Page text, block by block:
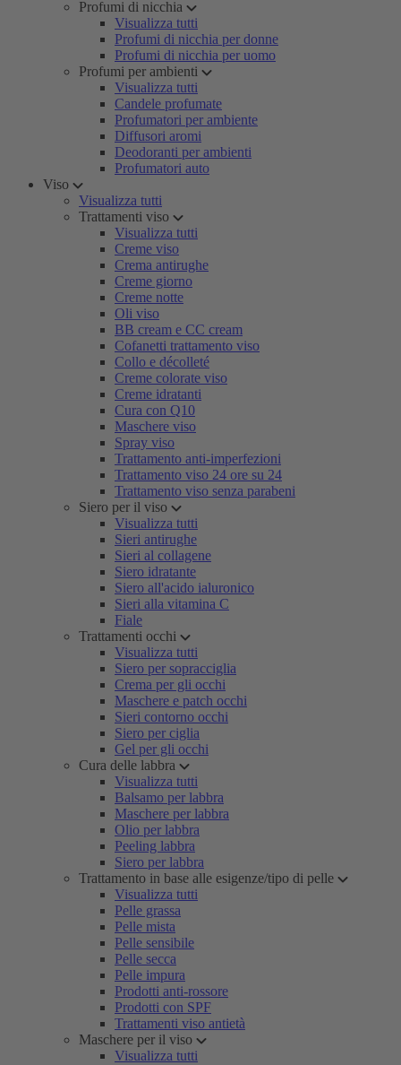
Profumi di nicchia
Visualizza tutti
Profumi di nicchia per donne
Profumi di nicchia per uomo
Profumi per ambienti
Visualizza tutti
Candele profumate
Profumatori per ambiente
Diffusori aromi
Deodoranti per ambienti
Profumatori auto
Viso
Visualizza tutti
Trattamenti viso
Visualizza tutti
Creme viso
Crema antirughe
Creme giorno
Creme notte
Oli viso
BB cream e CC cream
Cofanetti trattamento viso
Collo e décolleté
Creme colorate viso
Creme idratanti
Cura con Q10
Maschere viso
Spray viso
Trattamento anti-imperfezioni
Trattamento viso 24 ore su 24
Trattamento viso senza parabeni
Siero per il viso
Visualizza tutti
Sieri antirughe
Sieri al collagene
Siero idratante
Siero all'acido ialuronico
Sieri alla vitamina C
Fiale
Trattamenti occhi
Visualizza tutti
Siero per sopracciglia
Crema per gli occhi
Maschere e patch occhi
Sieri contorno occhi
Siero per ciglia
Gel per gli occhi
Cura delle labbra
Visualizza tutti
Balsamo per labbra
Maschere per labbra
Olio per labbra
Peeling labbra
Siero per labbra
Trattamento in base alle esigenze/tipo di pelle
Visualizza tutti
Pelle grassa
Pelle mista
Pelle sensibile
Pelle secca
Pelle impura
Prodotti anti-rossore
Prodotti con SPF
Trattamenti viso antietà
Maschere per il viso
Visualizza tutti